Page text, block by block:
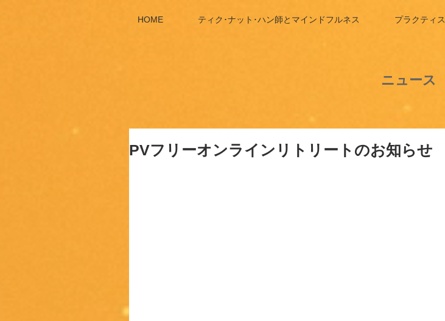
HOME ティク･ナット･ハン師とマインドフルネス プラクティス
ニュース
PVフリーオンラインリトリートのお知らせ